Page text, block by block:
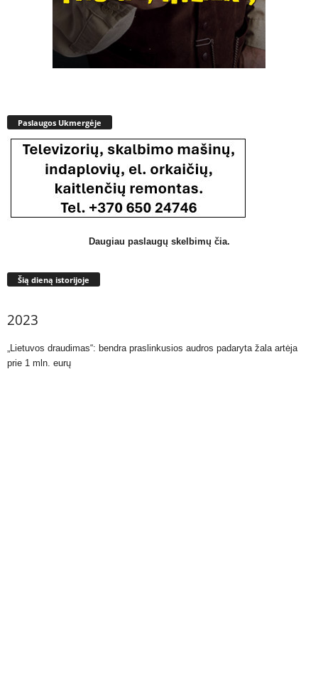
Paslaugos Ukmergėje
Daugiau paslaugų skelbimų čia.
Šią dieną istorijoje
2023
„Lietuvos draudimas“: bendra praslinkusios audros padaryta žala artėja
prie 1 mln. eurų